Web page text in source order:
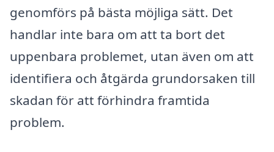
genomförs på bästa möjliga sätt. Det
handlar inte bara om att ta bort det
uppenbara problemet, utan även om att
identifiera och åtgärda grundorsaken till
skadan för att förhindra framtida
problem.